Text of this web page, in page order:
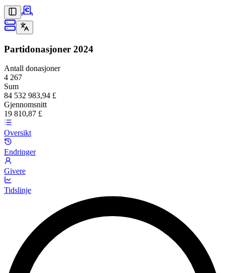
Partidonasjoner 2024
Antall donasjoner
4 267
Sum
84 532 983,94 £
Gjennomsnitt
19 810,87 £
Oversikt
Endringer
Givere
Tidslinje